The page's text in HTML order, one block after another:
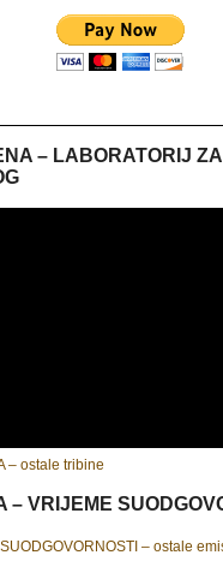
– LABORATORIJ ZA
– ostale tribine
– VRIJEME
– ostale